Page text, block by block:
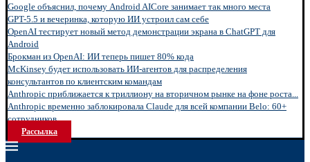
Google объяснил, почему Android AICore занимает так много места
GPT-5.5 и вечеринка, которую ИИ устроил сам себе
OpenAI тестирует новый метод демонстрации экрана в ChatGPT для
Android
Брокман из OpenAI: ИИ теперь пишет 80% кода
McKinsey будет использовать ИИ-агентов для распределения
консультантов по клиентским командам
Anthropic приближается к триллиону на вторичном рынке на фоне роста...
Anthropic временно заблокировала Claude для всей компании Belo: 60+
сотрудников...
Рассылка